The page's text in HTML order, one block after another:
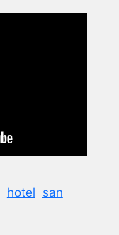
hotel san